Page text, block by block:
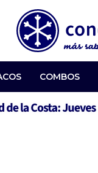
COMBOS